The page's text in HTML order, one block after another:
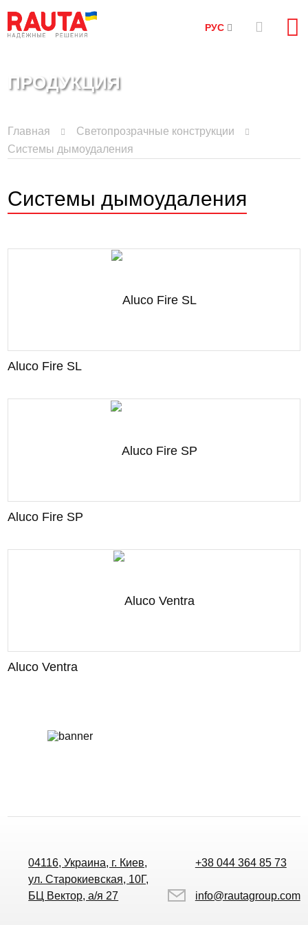
РУС
ПРОДУКЦИЯ
Главная
Cветопрозрачные конструкции
Системы дымоудаления
Системы дымоудаления
Aluco Fire SL
Aluco Fire SP
Aluco Ventra
04116, Украина, г. Киев,
ул. Старокиевская, 10Г,
БЦ Вектор, а/я 27
+38 044 364 85 73
info@rautagroup.com